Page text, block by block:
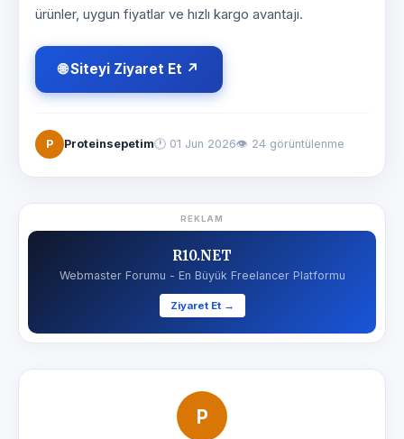
ürünler, uygun fiyatlar ve hızlı kargo avantajı.
🌐 Siteyi Ziyaret Et ↗
P Proteinsepetim🕐 01 Jun 2026👁 24 görüntülenme
REKLAM
R10.NET
Webmaster Forumu - En Büyük Freelancer Platformu
Ziyaret Et →
P